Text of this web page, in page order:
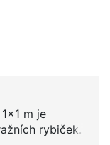
m je
rybiček.